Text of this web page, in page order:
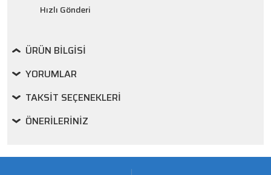
Hızlı Gönderi
ÜRÜN BILGISI
YORUMLAR
TAKSIT SEÇENEKLERI
ÖNERILERINIZ